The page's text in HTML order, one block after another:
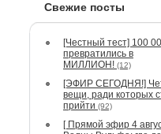
Свежие посты
[Честный тест] 100
превратились в
МИЛЛИОН! (12)
[ЭФИР СЕГОДНЯ!]
вещи, ради которых
прийти (92)
[ Прямой эфир 4